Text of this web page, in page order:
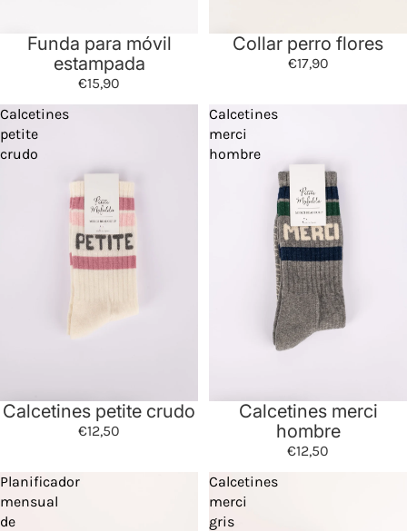
Funda para móvil
estampada
€15,90
Collar perro flores
€17,90
Calcetines
petite
crudo
Calcetines petite crudo
€12,50
Calcetines
merci
hombre
Calcetines merci
hombre
€12,50
Planificador
mensual
de
Calcetines
merci
gris